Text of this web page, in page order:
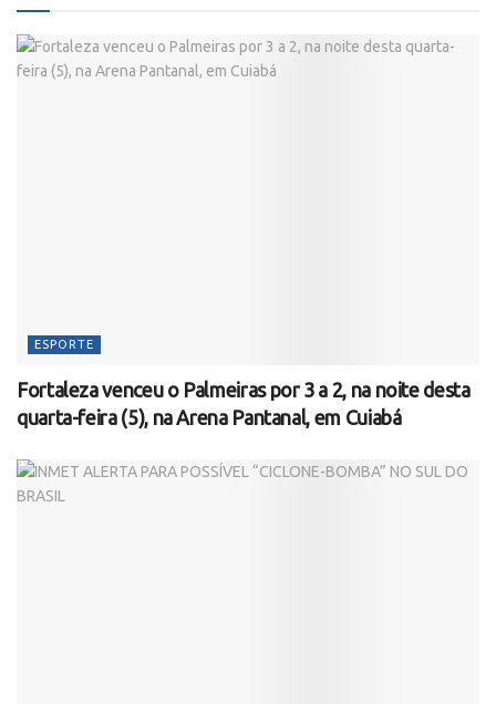
ESPORTE
Fortaleza venceu o Palmeiras por 3 a 2, na noite desta
quarta-feira (5), na Arena Pantanal, em Cuiabá